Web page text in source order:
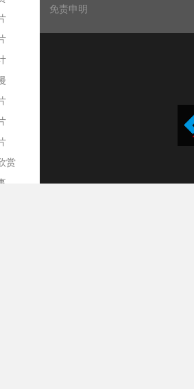
赏
免责申明